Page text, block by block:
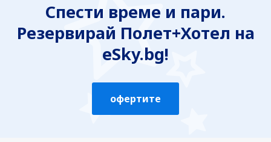
Неточна
Неизчерпателна
Твърде обемна
Спести време и пари.
Резервирай Полет+Хотел на
eSky.bg!
офертите